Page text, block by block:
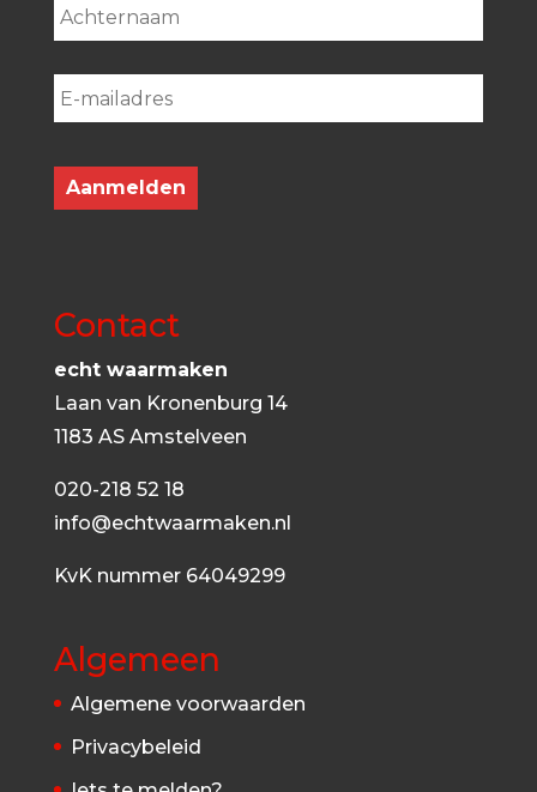
Contact
echt waarmaken
Laan van Kronenburg 14
1183 AS Amstelveen
020-218 52 18
info@echtwaarmaken.nl
KvK nummer 64049299
Algemeen
Algemene voorwaarden
Privacybeleid